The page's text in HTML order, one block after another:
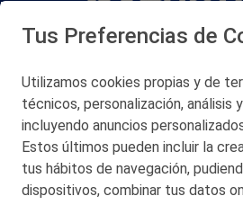
San Martín 5-Edificio
© 2026 Petronor
CONTACTO
Tus Preferencias de
Utilizamos cookies propias y de
técnicos, personalización, análisis
incluyendo anuncios
Estos últimos pueden incluir la
tus hábitos de navegación,
dispositivos, combinar tus datos